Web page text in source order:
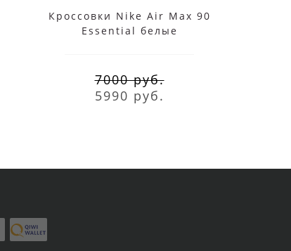
Кроссовки Nike Air Max 90
Essential белые
7000 руб.
5990 руб.